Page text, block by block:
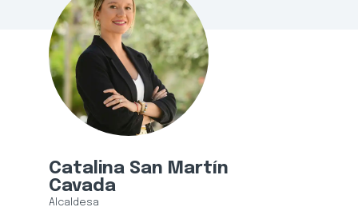
Catalina San Martín
Cavada
Alcaldesa